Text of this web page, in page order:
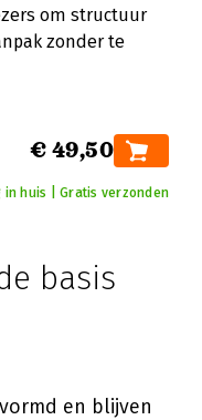
om structuur
zonder te
€ 49,50
in huis | Gratis verzonden
basis
en blijven